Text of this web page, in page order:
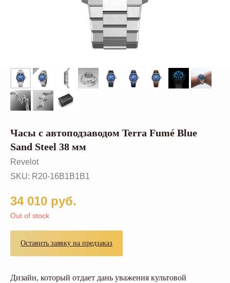
Часы с автоподзаводом Terra Fumé Blue
Sand Steel 38 мм
Revelot
SKU: R20-16B1B1B1
34 010 руб.
Out of stock
Оставить заявку на предзаказ
Дизайн, который отдает дань уважения культовой